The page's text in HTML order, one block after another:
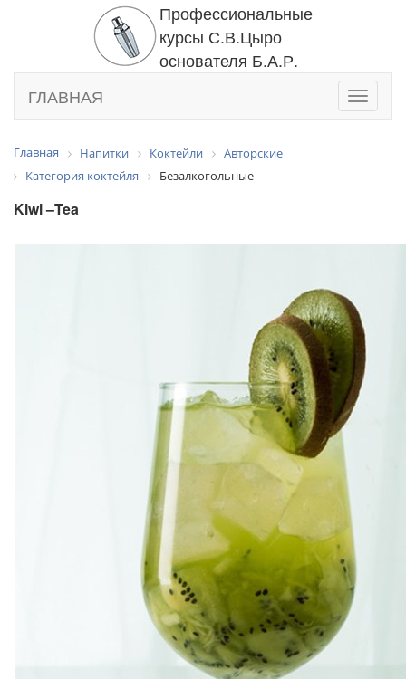
Профессиональные
курсы С.В.Цыро
основателя Б.А.Р.
Toggle
ГЛАВНАЯ
Главная Напитки Коктейли
Авторские
Категория коктейля
Безалкогольные
Kiwi –Tea